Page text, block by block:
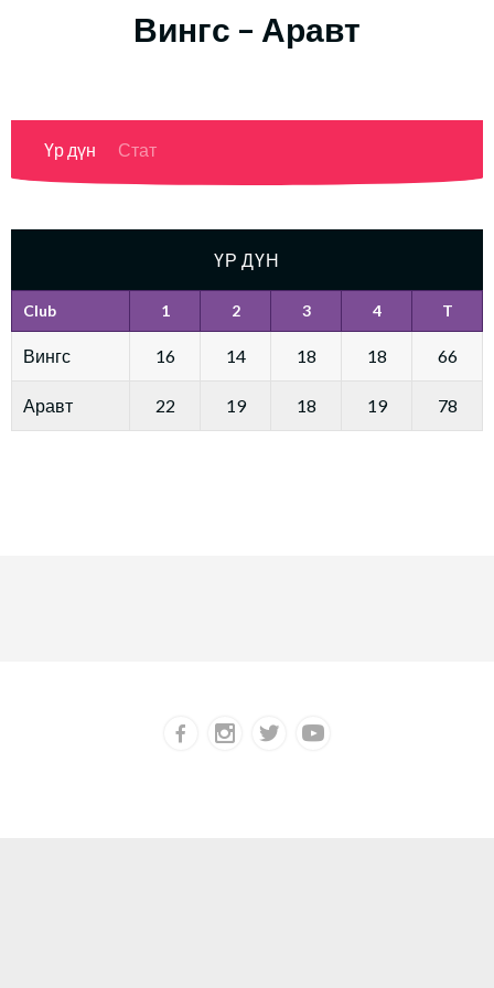
Вингс – Аравт
Үр дүн Стат
ҮР ДҮН
Club 1 2 3 4 T
Вингс 16 14 18 18 66
Аравт 22 19 18 19 78